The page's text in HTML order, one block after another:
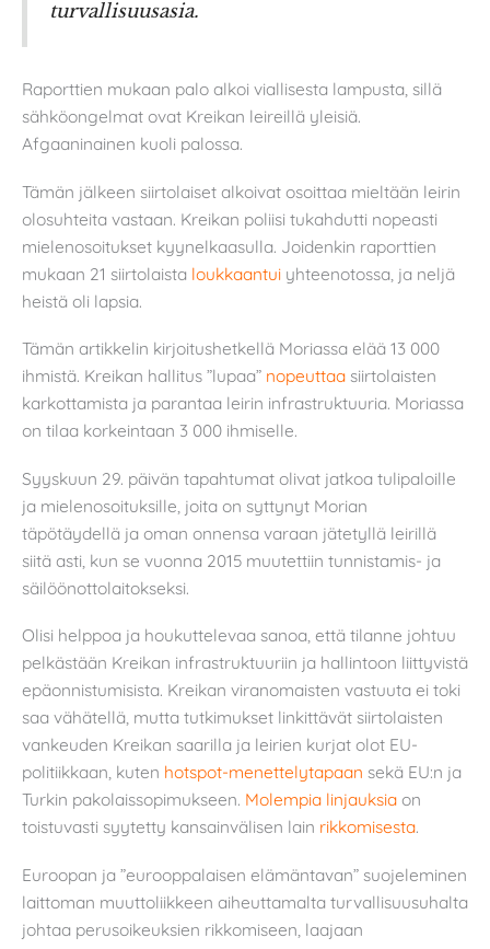
turvallisuusasia.
Raporttien mukaan palo alkoi viallisesta lampusta, sillä
sähköongelmat ovat Kreikan leireillä yleisiä.
Afgaaninainen kuoli palossa.
Tämän jälkeen siirtolaiset alkoivat osoittaa mieltään leirin
olosuhteita vastaan. Kreikan poliisi tukahdutti nopeasti
mielenosoitukset kyynelkaasulla. Joidenkin raporttien
mukaan 21 siirtolaista loukkaantui yhteenotossa, ja neljä
heistä oli lapsia.
Tämän artikkelin kirjoitushetkellä Moriassa elää 13 000
ihmistä. Kreikan hallitus ”lupaa” nopeuttaa siirtolaisten
karkottamista ja parantaa leirin infrastruktuuria. Moriassa
on tilaa korkeintaan 3 000 ihmiselle.
Syyskuun 29. päivän tapahtumat olivat jatkoa tulipaloille
ja mielenosoituksille, joita on syttynyt Morian
täpötäydellä ja oman onnensa varaan jätetyllä leirillä
siitä asti, kun se vuonna 2015 muutettiin tunnistamis- ja
säilöönottolaitokseksi.
Olisi helppoa ja houkuttelevaa sanoa, että tilanne johtuu
pelkästään Kreikan infrastruktuuriin ja hallintoon liittyvistä
epäonnistumisista. Kreikan viranomaisten vastuuta ei toki
saa vähätellä, mutta tutkimukset linkittävät siirtolaisten
vankeuden Kreikan saarilla ja leirien kurjat olot EU-
politiikkaan, kuten hotspot-menettelytapaan sekä EU:n ja
Turkin pakolaissopimukseen. Molempia linjauksia on
toistuvasti syytetty kansainvälisen lain rikkomisesta.
Euroopan ja ”eurooppalaisen elämäntavan” suojeleminen
laittoman muuttoliikkeen aiheuttamalta turvallisuusuhalta
johtaa perusoikeuksien rikkomiseen, laajaan